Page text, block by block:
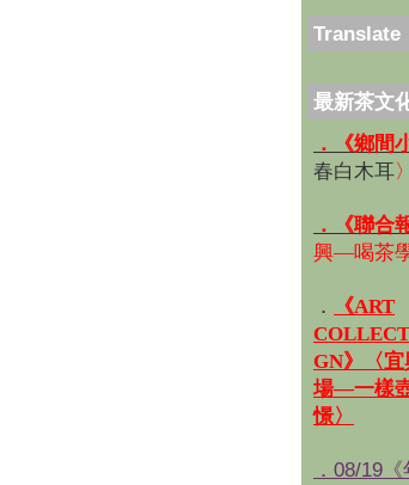
Translate
最新茶文
．《鄉間
春白木耳〉
．《聯合
興—喝茶
．
《ART
GN》〈
場—一樣
憬〉
．08/19